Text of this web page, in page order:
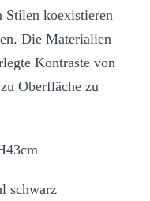
Stilen koexistieren
Die Materialien
Kontraste von
Oberfläche zu
schwarz